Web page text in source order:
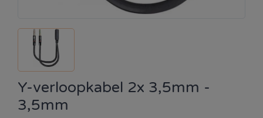
Y-verloopkabel 2x 3,5mm -
3,5mm